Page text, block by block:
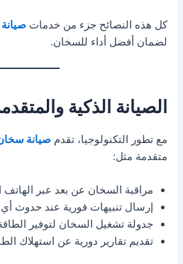
كل هذه النصائح جزء من خدمات
لضمان أفضل أداء للسخان.
الصيانة الذكية
مع تطور التكنولوجيا، تقدمصيانة
متقدمة مثل:
مراقبة السخان عن بعد عبر الهاتف
إرسال تنبيهات فورية عند حدوث
جدولة تشغيل السخان لتوفير
تقديم تقارير دورية عن استهلاك